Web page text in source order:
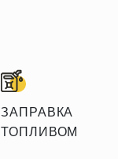
ЗАПРАВКА
ТОПЛИВОМ